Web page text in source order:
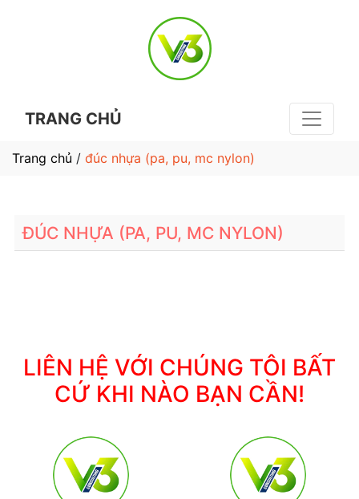
TRANG CHỦ
Trang chủ / đúc nhựa (pa, pu, mc nylon)
ĐÚC NHỰA (PA, PU, MC NYLON)
LIÊN HỆ VỚI CHÚNG TÔI BẤT
CỨ KHI NÀO BẠN CẦN!